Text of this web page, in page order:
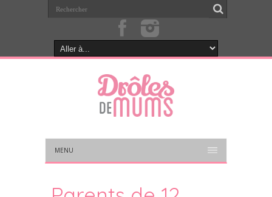
MENU